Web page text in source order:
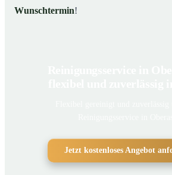
Wunschtermin!
Jetzt kostenloses Angebot